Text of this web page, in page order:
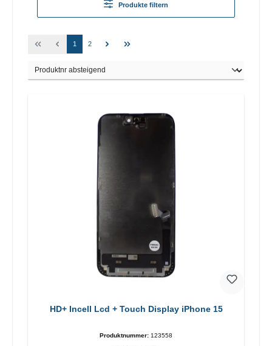
Produkte filtern
1 2
HD+ Incell Lcd + Touch Display iPhone 15
Produktnummer: 123558